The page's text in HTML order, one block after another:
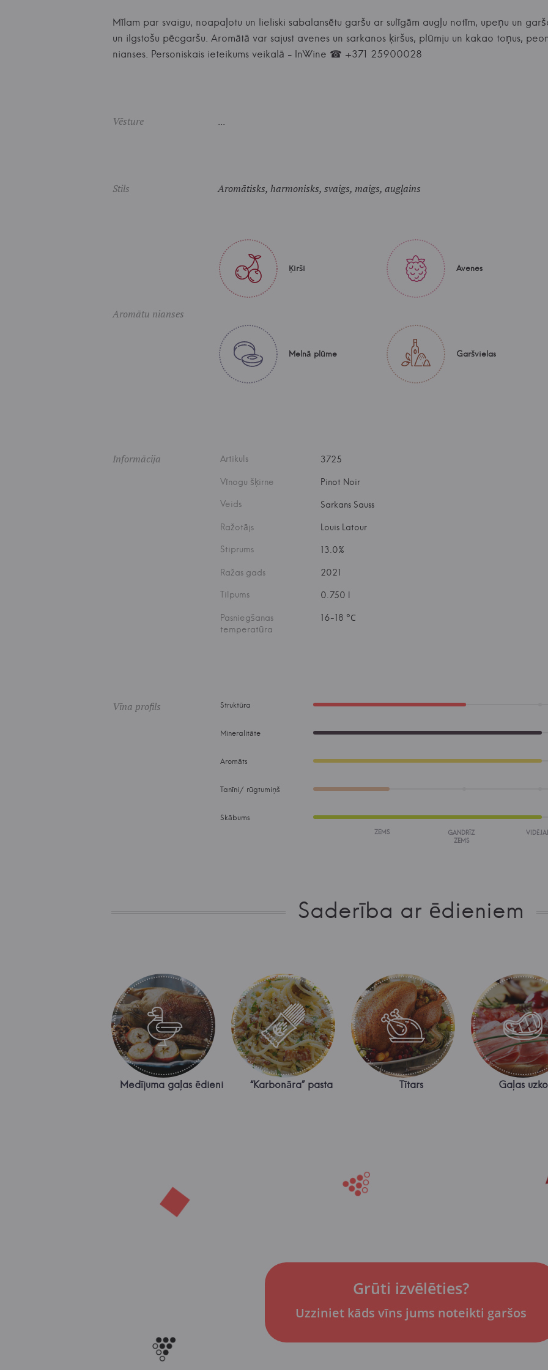
Mīlam par svaigu, noapaļotu un lieliski sabalansētu garšu ar sulīgām augļu notīm, upeņu un
un ilgstošu pēcgaršu. Aromātā var sajust avenes un sarkanos ķiršus, plūmju un kakao toņus,
nianses. Personiskais ieteikums veikalā - InWine ☎ +371 25900028
Vēsture ...
Stils Aromātisks, harmonisks, svaigs, maigs, augļains
Aromātu nianses
Ķirši Avenes
Melnā plūme Garšvielas
Informācija Artikuls 3725
Vīnogu šķirne
Pinot Noir
Veids
Sarkans Sauss
Ražotājs
Louis Latour
Stiprums
13.0%
Ražas gads
2021
Tilpums
0.750 l
Pasniegšanas
temperatūra
16-18 °С
Vīna profils Struktūra
Mineralitāte
Aromāts
Tanīni/ rūgtumiņš
Skābums
ZEMS
GANDRĪZ
ZEMS
Saderība ar ēdieniem
Medījuma gaļas ēdieni “Karbonāra” pasta Tītars Gaļas
Grūti izvēlēties?
Uzziniet kāds vīns jums noteikti garšos